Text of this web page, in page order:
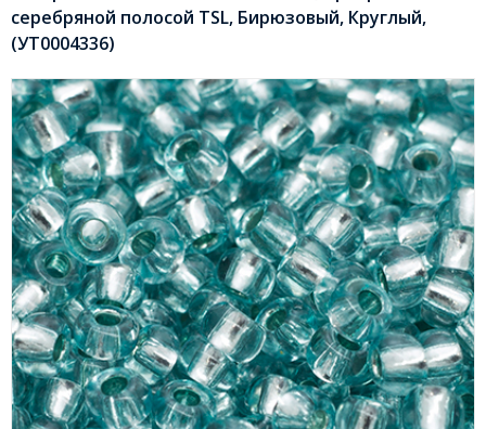
серебряной полосой TSL, Бирюзовый, Круглый,
(УТ0004336)